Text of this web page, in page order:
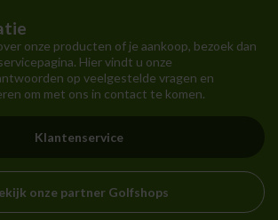
onze producten of je aankoop, bezoek dan
Hier vindt u onze
op veelgestelde vragen en
om met ons in contact te komen.
Klantenservice
onze partner Golfshops